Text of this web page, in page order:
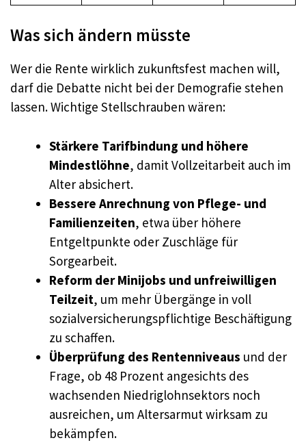
Was sich ändern müsste
Wer die Rente wirklich zukunftsfest machen will,
darf die Debatte nicht bei der Demografie stehen
lassen. Wichtige Stellschrauben wären:
Stärkere Tarifbindung und höhere
Mindestlöhne, damit Vollzeitarbeit auch im
Alter absichert.
Bessere Anrechnung von Pflege- und
Familienzeiten, etwa über höhere
Entgeltpunkte oder Zuschläge für
Sorgearbeit.
Reform der Minijobs und unfreiwilligen
Teilzeit, um mehr Übergänge in voll
sozialversicherungspflichtige Beschäftigung
zu schaffen.
Überprüfung des Rentenniveaus und der
Frage, ob 48 Prozent angesichts des
wachsenden Niedriglohnsektors noch
ausreichen, um Altersarmut wirksam zu
bekämpfen.